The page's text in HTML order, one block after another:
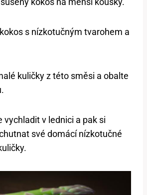
s nízkotučným tvarohem a
kuličky z této směsi a obalte
vychladit v lednici a pak si
své domácí nízkotučné